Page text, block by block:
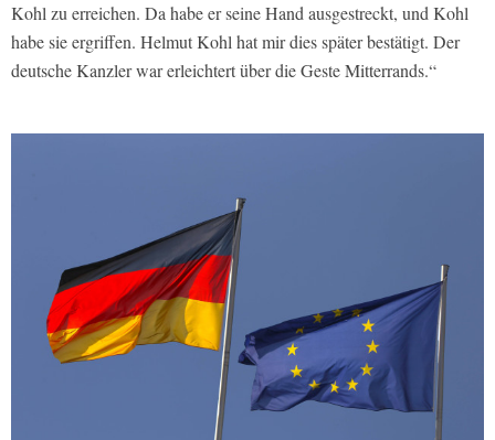
Kohl zu erreichen. Da habe er seine Hand ausgestreckt, und Kohl
habe sie ergriffen. Helmut Kohl hat mir dies später bestätigt. Der
deutsche Kanzler war erleichtert über die Geste Mitterrands.“